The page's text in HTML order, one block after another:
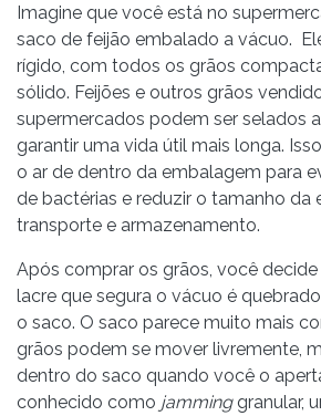
Imagine que você está no
saco de feijão embalado a vácuo.
rígido, com todos os grãos
sólido. Feijões e outros grãos
supermercados podem ser selados
garantir uma vida útil mais longa.
o ar de dentro da embalagem para
de bactérias e reduzir o tamanho da
transporte e armazenamento.
Após comprar os grãos, você decide
lacre que segura o vácuo é
o saco. O saco parece muito mais
grãos podem se mover livremente,
dentro do saco quando você o
conhecido como jamminggranular,